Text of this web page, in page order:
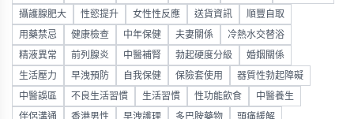
攝護腺肥大 性慾提升 女性性反應 送貨資訊 順豐自取
用藥禁忌 健康檢查 中年保健 夫妻關係 冷熱水交替浴
精液異常 前列腺炎 中醫補腎 勃起硬度分級 婚姻關係
生活壓力 早洩預防 自我保健 保險套使用 器質性勃起障礙
中醫誤區 不良生活習慣 生活習慣 性功能飲食 中醫養生
伴侶溝通 香港男性 早洩護理 多巴胺藥物 頭痛緩解